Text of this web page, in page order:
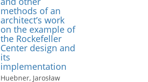
methods of an
architect’s work
on the example of
the Rockefeller
Center design and
its
implementation
Huebner, Jarosław